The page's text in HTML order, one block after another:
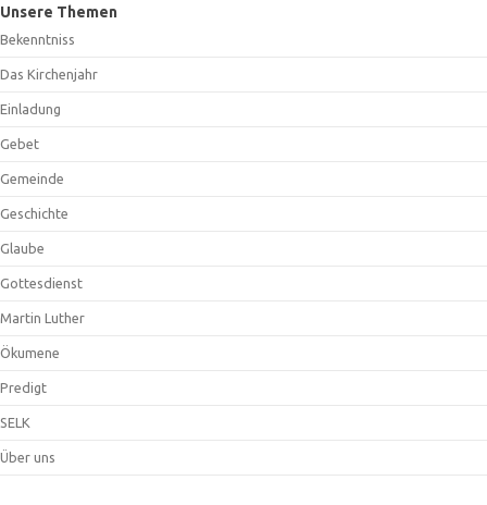
Unsere Themen
Bekenntniss
Das Kirchenjahr
Einladung
Gebet
Gemeinde
Geschichte
Glaube
Gottesdienst
Martin Luther
Ökumene
Predigt
SELK
Über uns